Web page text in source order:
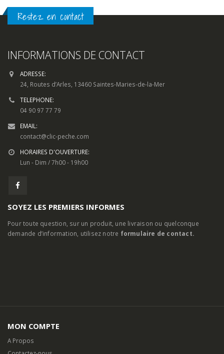
Restez en contact
INFORMATIONS DE CONTACT
ADRESSE:
24, Routes d’Arles, 13460 Saintes-Maries-de-la-Mer
TELEPHONE:
04 90 97 77 79
EMAIL:
contact@clic-peche.com
HORAIRES D'OUVERTURE:
Lun - Dim / 7h00 - 19h00
SOYEZ LES PREMIERS INFORMES
Pour toute question, sur un produit, une livraison ou quelconque
demande d’information, utilisez notre formulaire de contact.
MON COMPTE
A Propos